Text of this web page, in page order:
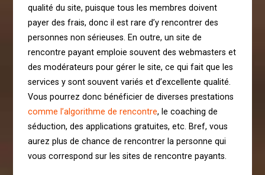
qualité du site, puisque tous les membres doivent
payer des frais, donc il est rare d’y rencontrer des
personnes non sérieuses. En outre, un site de
rencontre payant emploie souvent des webmasters et
des modérateurs pour gérer le site, ce qui fait que les
services y sont souvent variés et d’excellente qualité.
Vous pourrez donc bénéficier de diverses prestations
comme l’algorithme de rencontre, le coaching de
séduction, des applications gratuites, etc. Bref, vous
aurez plus de chance de rencontrer la personne qui
vous correspond sur les sites de rencontre payants.